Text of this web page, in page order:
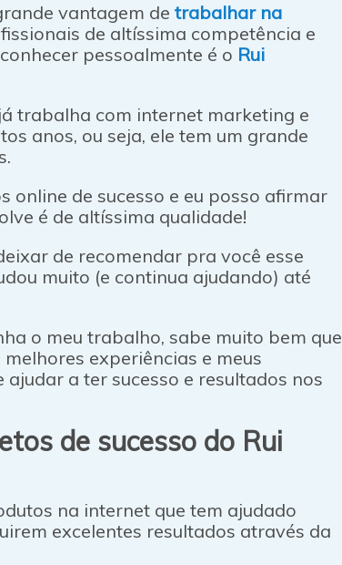
vantagem de trabalhar na
de altíssima competência e
pessoalmente é o Rui
trabalha com internet marketing e
anos, ou seja, ele tem um grande
online de sucesso e eu posso afirmar
é de altíssima qualidade!
de recomendar pra você esse
muito (e continua ajudando) até
o meu trabalho, sabe muito bem que
experiências e meus
a ter sucesso e resultados nos
de sucesso do Rui
na internet que tem ajudado
excelentes resultados através da